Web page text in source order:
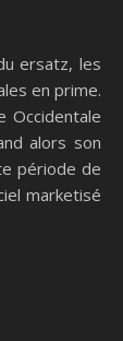
en prime.
Occidentale
alors son
période de
marketisé